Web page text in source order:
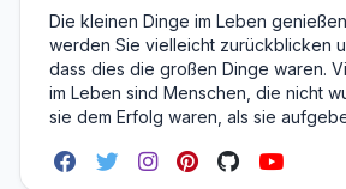
Die kleinen Dinge im Leben
werden Sie vielleicht zurückblicken
dass dies die großen Dinge waren.
im Leben sind Menschen, die nicht
sie dem Erfolg waren, als sie